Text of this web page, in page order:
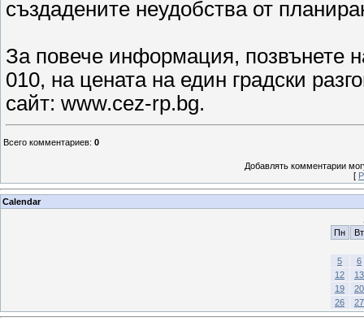
създадените неудобства от
За повече информация, позвънете
010, на цената на един градски
сайт: www.cez-rp.bg.
Всего комментариев: 0
Добавлять комментарии
[
Calendar
Пн
Вт
5
6
12
13
19
20
26
27